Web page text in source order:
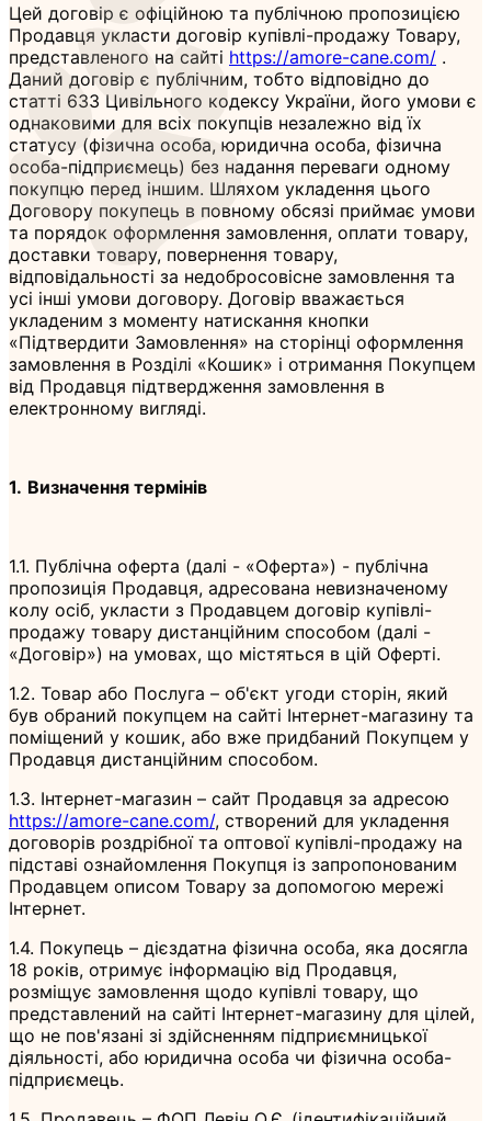
Цей договір є офіційною та публічною пропозицією
Продавця укласти договір купівлі-продажу Товару,
представленого на сайті https://amore-cane.com/ .
Даний договір є публічним, тобто відповідно до
статті 633 Цивільного кодексу України, його умови є
однаковими для всіх покупців незалежно від їх
статусу (фізична особа, юридична особа, фізична
особа-підприємець) без надання переваги одному
покупцю перед іншим. Шляхом укладення цього
Договору покупець в повному обсязі приймає умови
та порядок оформлення замовлення, оплати товару,
доставки товару, повернення товару,
відповідальності за недобросовісне замовлення та
усі інші умови договору. Договір вважається
укладеним з моменту натискання кнопки
«Підтвердити Замовлення» на сторінці оформлення
замовлення в Розділі «Кошик» і отримання Покупцем
від Продавця підтвердження замовлення в
електронному вигляді.
1. Визначення термінів
1.1. Публічна оферта (далі - «Оферта») - публічна
пропозиція Продавця, адресована невизначеному
колу осіб, укласти з Продавцем договір купівлі-
продажу товару дистанційним способом (далі -
«Договір») на умовах, що містяться в цій Оферті.
1.2. Товар або Послуга – об'єкт угоди сторін, який
був обраний покупцем на сайті Інтернет-магазину та
поміщений у кошик, або вже придбаний Покупцем у
Продавця дистанційним способом.
1.3. Інтернет-магазин – сайт Продавця за адресою
https://amore-cane.com/, створений для укладення
договорів роздрібної та оптової купівлі-продажу на
підставі ознайомлення Покупця із запропонованим
Продавцем описом Товару за допомогою мережі
Інтернет.
1.4. Покупець – дієздатна фізична особа, яка досягла
18 років, отримує інформацію від Продавця,
розміщує замовлення щодо купівлі товару, що
представлений на сайті Інтернет-магазину для цілей,
що не пов'язані зі здійсненням підприємницької
діяльності, або юридична особа чи фізична особа-
підприємець.